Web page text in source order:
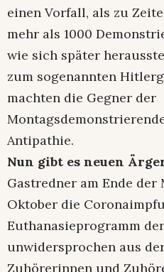
einen Vorfall, als zu
mehr als 1000
wie sich später
zum sogenannten
machten die Gegner der
Antipathie.
Nun gibt es neuen
Gastredner am Ende der
Oktober die
Euthanasieprogramm
unwidersprochen aus
Zuhörerinnen und